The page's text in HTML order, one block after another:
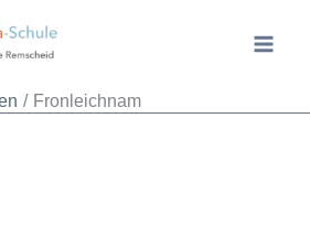
Fronleichnam